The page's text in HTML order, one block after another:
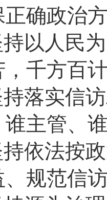
确政治
持以人民
千方百
持落实信
主管、
持依法按
规范信